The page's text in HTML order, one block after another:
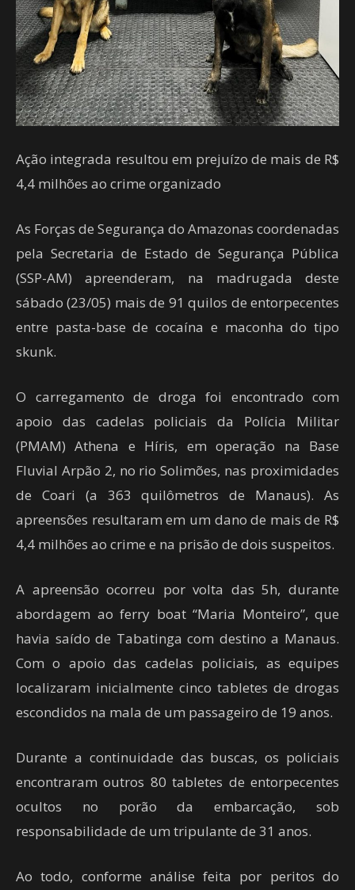
Ação integrada resultou em prejuízo de mais de R$
4,4 milhões ao crime organizado
As Forças de Segurança do Amazonas coordenadas
pela Secretaria de Estado de Segurança Pública
(SSP-AM) apreenderam, na madrugada deste
sábado (23/05) mais de 91 quilos de entorpecentes
entre pasta-base de cocaína e maconha do tipo
skunk.
O carregamento de droga foi encontrado com
apoio das cadelas policiais da Polícia Militar
(PMAM) Athena e Híris, em operação na Base
Fluvial Arpão 2, no rio Solimões, nas proximidades
de Coari (a 363 quilômetros de Manaus). As
apreensões resultaram em um dano de mais de R$
4,4 milhões ao crime e na prisão de dois suspeitos.
A apreensão ocorreu por volta das 5h, durante
abordagem ao ferry boat “Maria Monteiro”, que
havia saído de Tabatinga com destino a Manaus.
Com o apoio das cadelas policiais, as equipes
localizaram inicialmente cinco tabletes de drogas
escondidos na mala de um passageiro de 19 anos.
Durante a continuidade das buscas, os policiais
encontraram outros 80 tabletes de entorpecentes
ocultos no porão da embarcação, sob
responsabilidade de um tripulante de 31 anos.
Ao todo, conforme análise feita por peritos do